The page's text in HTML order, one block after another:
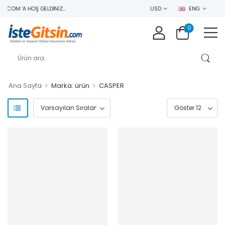
'A HOŞ GELDINIZ.. USD ENG
0
Ana Sayfa > Marka: ürün > CASPER